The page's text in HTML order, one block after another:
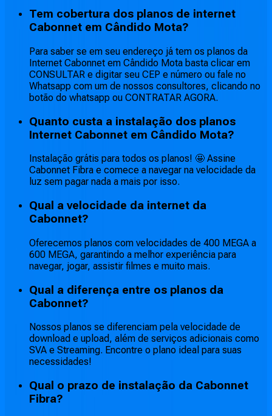
Tem cobertura dos planos de internet
Cabonnet em Cândido Mota?
Para saber se em seu endereço já tem os planos da
Internet Cabonnet em Cândido Mota basta clicar em
CONSULTAR e digitar seu CEP e número ou fale no
Whatsapp com um de nossos consultores, clicando no
botão do whatsapp ou CONTRATAR AGORA.
Quanto custa a instalação dos planos
Internet Cabonnet em Cândido Mota?
Instalação grátis para todos os planos! 🤩 Assine
Cabonnet Fibra e comece a navegar na velocidade da
luz sem pagar nada a mais por isso.
Qual a velocidade da internet da
Cabonnet?
Oferecemos planos com velocidades de 400 MEGA a
600 MEGA, garantindo a melhor experiência para
navegar, jogar, assistir filmes e muito mais.
Qual a diferença entre os planos da
Cabonnet?
Nossos planos se diferenciam pela velocidade de
download e upload, além de serviços adicionais como
SVA e Streaming. Encontre o plano ideal para suas
necessidades!
Qual o prazo de instalação da Cabonnet
Fibra?